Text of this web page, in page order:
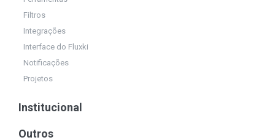
Filtros
Integrações
Interface do Fluxki
Notificações
Projetos
Institucional
Outros